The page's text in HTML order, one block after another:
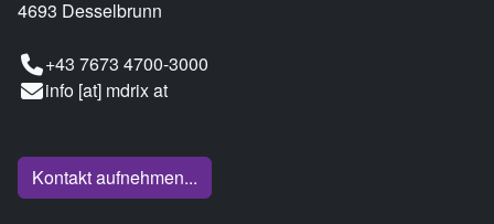
4693 Desselbrunn
+43 7673 4700-3000
info [at] mdrix at
Kontakt aufnehmen...